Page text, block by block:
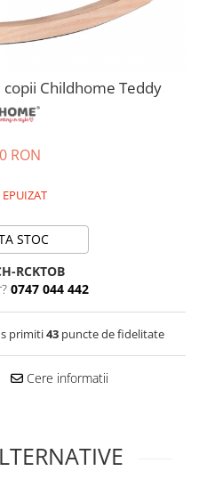
Childhome Teddy
RON
EPUIZAT
STOC
RCKTOB
0747 044 442
primiti43puncte de fidelitate
Cere informatii